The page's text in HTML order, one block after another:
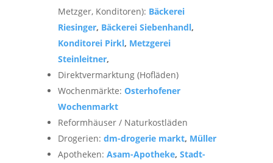
Metzger, Konditoren): Bäckerei
Riesinger, Bäckerei Siebenhandl,
Konditorei Pirkl, Metzgerei
Steinleitner,
Direktvermarktung (Hofläden)
Wochenmärkte: Osterhofener
Wochenmarkt
Reformhäuser / Naturkostläden
Drogerien: dm-drogerie markt, Müller
Apotheken: Asam-Apotheke, Stadt-